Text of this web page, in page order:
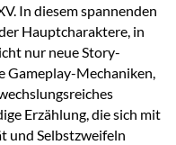
In diesem spannenden
Hauptcharaktere, in
nur neue Story-
Gameplay-Mechaniken,
Erzählung, die sich mit
und Selbstzweifeln